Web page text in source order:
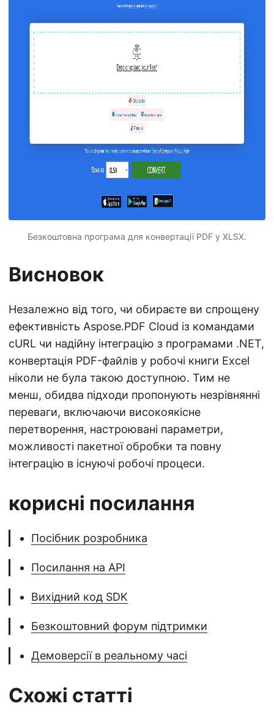
Безкоштовна програма для конвертації PDF у XLSX.
Висновок
Незалежно від того, чи обираєте ви спрощену
ефективність Aspose.PDF Cloud із командами
cURL чи надійну інтеграцію з програмами .NET,
конвертація PDF-файлів у робочі книги Excel
ніколи не була такою доступною. Тим не
менш, обидва підходи пропонують незрівнянні
переваги, включаючи високоякісне
перетворення, настроювані параметри,
можливості пакетної обробки та повну
інтеграцію в існуючі робочі процеси.
корисні посилання
Посібник розробника
Посилання на API
Вихідний код SDK
Безкоштовний форум підтримки
Демоверсії в реальному часі
Схожі статті